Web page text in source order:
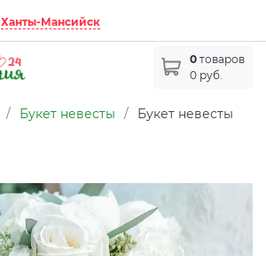
Ханты-Мансийск
0 товаров
0 руб.
/ Букет невесты /
Букет невесты